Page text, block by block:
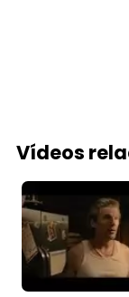
Vídeos